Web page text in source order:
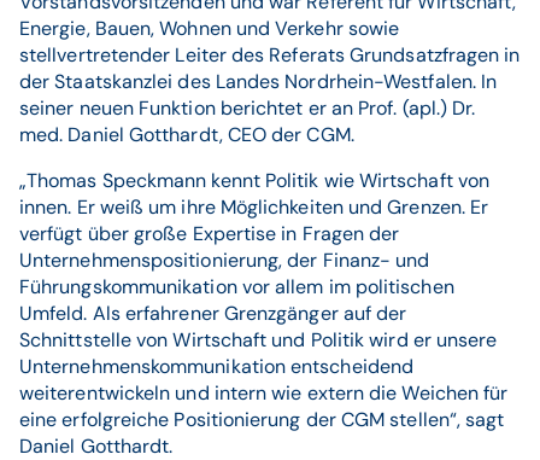
Energie, Bauen, Wohnen und Verkehr sowie
stellvertretender Leiter des Referats Grundsatzfragen in
der Staatskanzlei des Landes Nordrhein-Westfalen. In
seiner neuen Funktion berichtet er an Prof. (apl.) Dr.
med. Daniel Gotthardt, CEO der CGM.
„Thomas Speckmann kennt Politik wie Wirtschaft von
innen. Er weiß um ihre Möglichkeiten und Grenzen. Er
verfügt über große Expertise in Fragen der
Unternehmenspositionierung, der Finanz- und
Führungskommunikation vor allem im politischen
Umfeld. Als erfahrener Grenzgänger auf der
Schnittstelle von Wirtschaft und Politik wird er unsere
Unternehmenskommunikation entscheidend
weiterentwickeln und intern wie extern die Weichen für
eine erfolgreiche Positionierung der CGM stellen“, sagt
Daniel Gotthardt.